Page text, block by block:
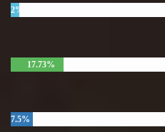
2%
17.73%
7.5%